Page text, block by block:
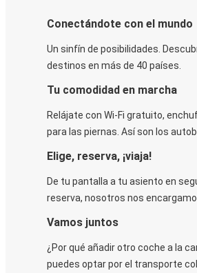
Conectándote con el mundo
Un sinfín de posibilidades.
destinos en más de 40 países.
Tu comodidad en marcha
Relájate con Wi-Fi gratuito,
para las piernas. Así son los
Elige, reserva, ¡viaja!
De tu pantalla a tu asiento en
reserva, nosotros nos
Vamos juntos
¿Por qué añadir otro coche a la
puedes optar por el transporte